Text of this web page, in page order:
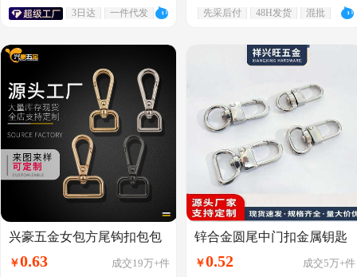
3日达 一件代发 先采后付 48H发货 混批
兴豪五金女包方尾钩扣包包
箱包板扣配件
￥0.63 成交19万+件
锌合金圆尾中门扣金属钥匙
配件批发
￥0.52 成交5万+件